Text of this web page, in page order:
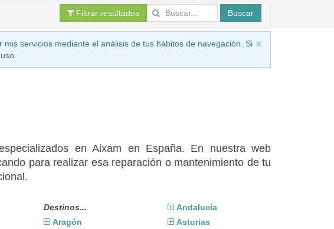
Filtrar resultados Buscar
servicios mediante el análisis de tus hábitos de navegación. Si
en Aixam en España. En nuestra web
para realizar esa reparación o mantenimiento de tu
Destinos...
Andalucía
Aragón
Asturias